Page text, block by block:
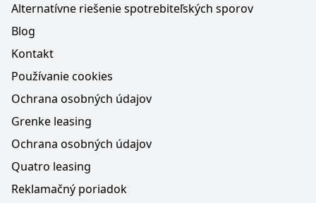
Alternatívne riešenie spotrebiteľských sporov
Blog
Kontakt
Používanie cookies
Ochrana osobných údajov
Grenke leasing
Ochrana osobných údajov
Quatro leasing
Reklamačný poriadok